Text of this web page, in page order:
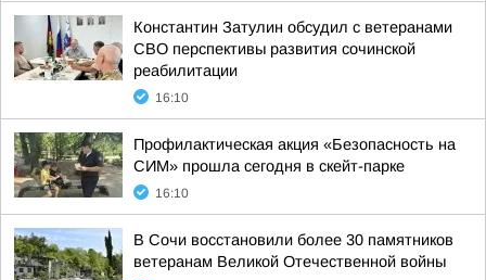
Константин Затулин обсудил с ветеранами
СВО перспективы развития сочинской
реабилитации
16:10
Профилактическая акция «Безопасность на
СИМ» прошла сегодня в скейт-парке
16:10
В Сочи восстановили более 30 памятников
ветеранам Великой Отечественной войны